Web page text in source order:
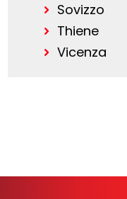
Sovizzo
Thiene
Vicenza